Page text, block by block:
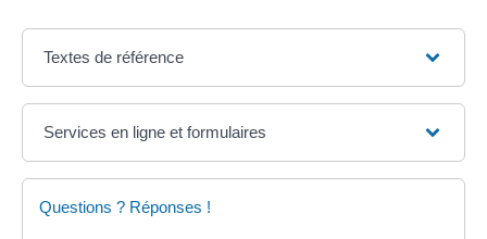
Textes de référence
Services en ligne et formulaires
Questions ? Réponses !